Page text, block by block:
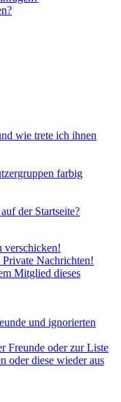
wie trete ich ihnen
farbig
der Startseite?
verschicken!
Nachrichten!
Mitglied dieses
und ignorierten
Freunde oder zur Liste
oder diese wieder aus